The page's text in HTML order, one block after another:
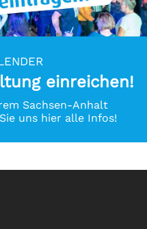
einreichen!
Sachsen-Anhalt
uns hier alle Infos!